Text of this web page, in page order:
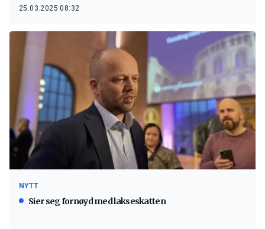
25.03.2025 08:32
NYTT
Sier seg fornøyd med lakseskatten